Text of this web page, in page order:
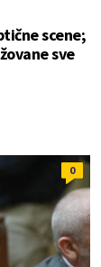
scene;
sve
0